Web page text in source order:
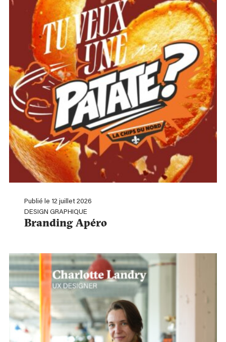
Publié le 12 juillet 2026
DESIGN GRAPHIQUE
Branding Apéro